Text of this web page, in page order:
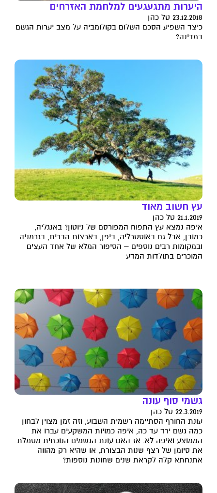
היערות מתגעגעים למלחמת האזרחים
23.12.2018 טל כהן
כיצד השפיע הסכם השלום בקולומביה על מצב יערות הגשם
במדינה?
עץ חשוב מאוד
21.1.2019 טל כהן
איפה נמצא עץ התפוח המפורסם של ניוטון? באנגליה,
כמובן, אבל גם באוסטרליה, ביפן, בארצות הברית, בגרמניה
ובמקומות רבים נוספים – הסיפור המלא של אחד העצים
המוכרים בתולדות המדע
גשמי סוף עונה
22.3.2019 טל כהן
עונת החורף הסתיימה רשמית השבוע, וזה זמן מצוין לבחון
כמה גשם ירד עד כה, איפה כמויות המשקעים עברו את
הממוצע ואיפה לא. אז האם עונת הגשמים הנוכחית מסמלת
את סיומן של רצף שנות הבצורת, או שהיא רק מהווה
אתנחתא קלה לקראת שנים שחונות נוספות?